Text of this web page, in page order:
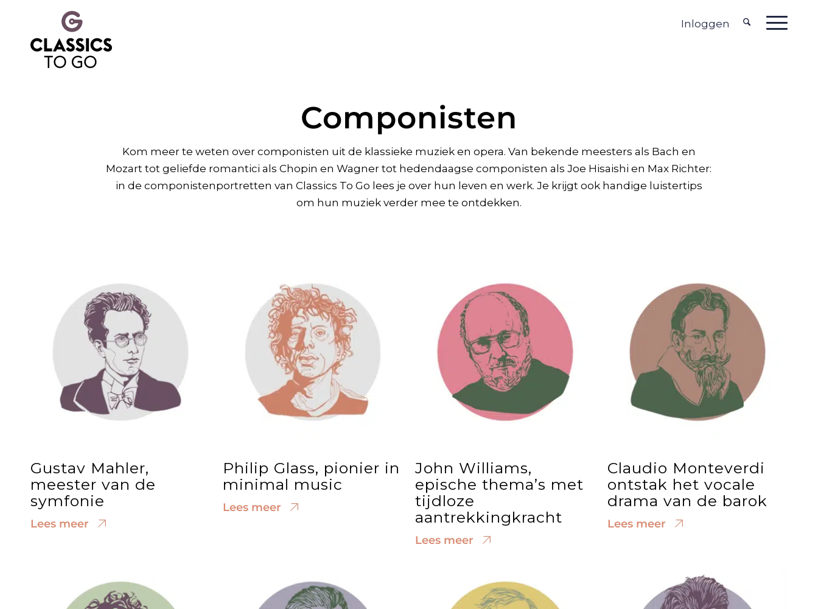
Inloggen
Componisten
Kom meer te weten over componisten uit de klassieke muziek en opera. Van bekende meesters als Bach en
Mozart tot geliefde romantici als Chopin en Wagner tot hedendaagse componisten als Joe Hisaishi en Max Richter:
in de componistenportretten van Classics To Go lees je over hun leven en werk. Je krijgt ook handige luistertips
om hun muziek verder mee te ontdekken.
Gustav Mahler,
meester van de
symfonie
Lees meer
Philip Glass, pionier in
minimal music
Lees meer
John Williams,
epische thema’s met
tijdloze
aantrekkingkracht
Lees meer
Claudio Monteverdi
ontstak het vocale
drama van de barok
Lees meer